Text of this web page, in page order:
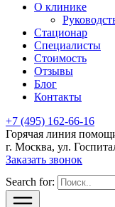
О клинике
Стационар
Специалисты
Стоимость
Отзывы
Блог
Контакты
+7 (495) 162-66-16
Горячая линия
г. Москва, ул.
Заказать звонок
Search for: